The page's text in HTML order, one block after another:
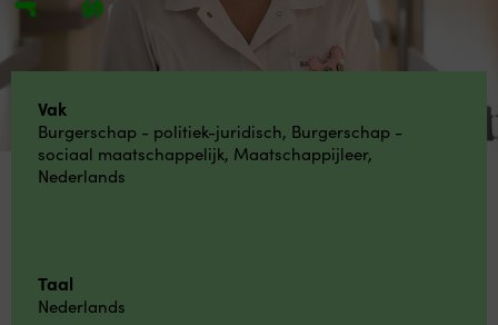
Vak
Burgerschap - politiek-juridisch, Burgerschap -
sociaal maatschappelijk, Maatschappijleer,
Nederlands
Taal
Nederlands